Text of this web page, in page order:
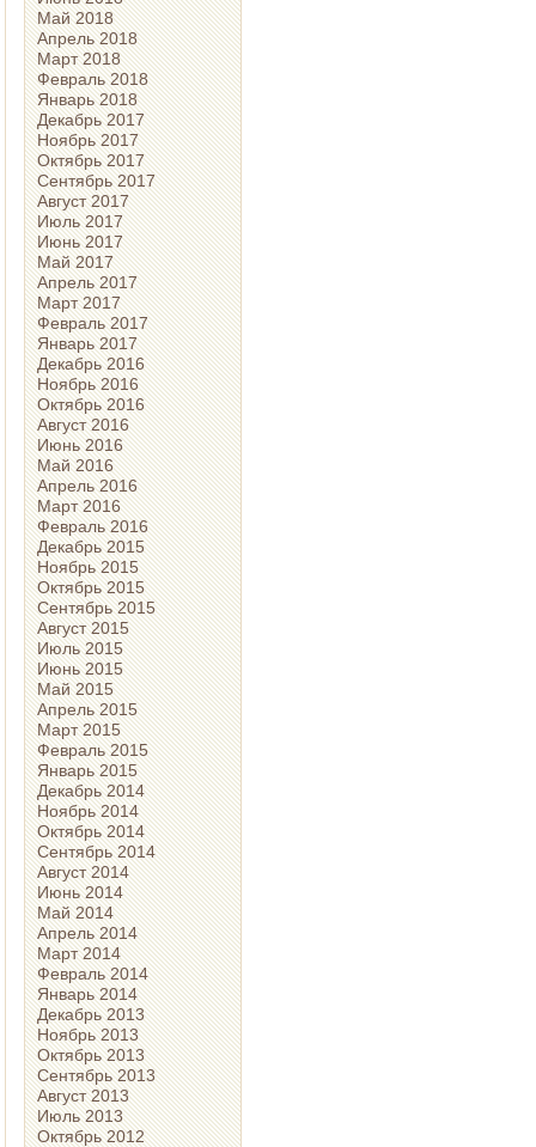
Май 2018
Апрель 2018
Март 2018
Февраль 2018
Январь 2018
Декабрь 2017
Ноябрь 2017
Октябрь 2017
Сентябрь 2017
Август 2017
Июль 2017
Июнь 2017
Май 2017
Апрель 2017
Март 2017
Февраль 2017
Январь 2017
Декабрь 2016
Ноябрь 2016
Октябрь 2016
Август 2016
Июнь 2016
Май 2016
Апрель 2016
Март 2016
Февраль 2016
Декабрь 2015
Ноябрь 2015
Октябрь 2015
Сентябрь 2015
Август 2015
Июль 2015
Июнь 2015
Май 2015
Апрель 2015
Март 2015
Февраль 2015
Январь 2015
Декабрь 2014
Ноябрь 2014
Октябрь 2014
Сентябрь 2014
Август 2014
Июнь 2014
Май 2014
Апрель 2014
Март 2014
Февраль 2014
Январь 2014
Декабрь 2013
Ноябрь 2013
Октябрь 2013
Сентябрь 2013
Август 2013
Июль 2013
Октябрь 2012